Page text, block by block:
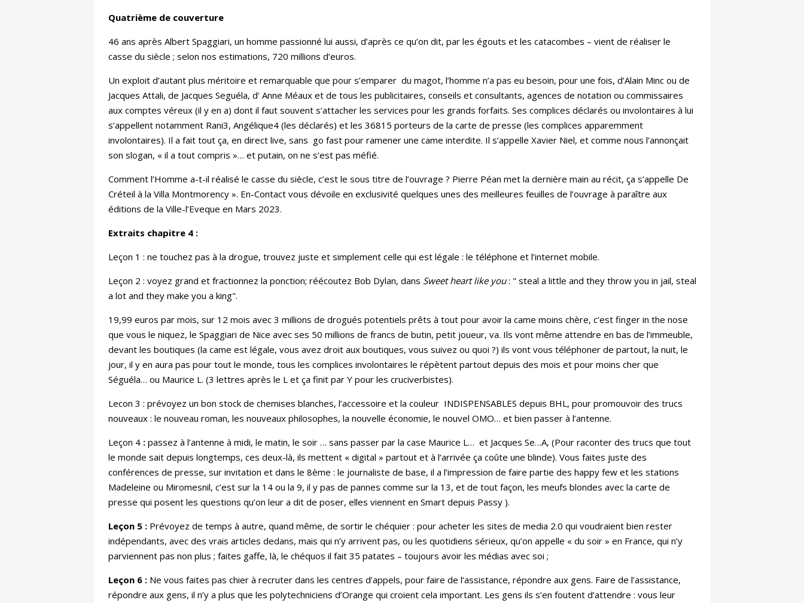
Quatrième de couverture
46 ans après Albert Spaggiari, un homme passionné lui aussi, d’après ce qu’on dit, par les égouts et les catacombes – vient de réaliser le
casse du siècle ; selon nos estimations, 720 millions d’euros.
Un exploit d’autant plus méritoire et remarquable que pour s’emparer du magot, l’homme n’a pas eu besoin, pour une fois, d’Alain Minc ou de
Jacques Attali, de Jacques Seguéla, d' Anne Méaux et de tous les publicitaires, conseils et consultants, agences de notation ou commissaires
aux comptes véreux (il y en a) dont il faut souvent s’attacher les services pour les grands forfaits. Ses complices déclarés ou involontaires à lui
s’appellent notamment Rani3, Angélique4 (les déclarés) et les 36815 porteurs de la carte de presse (les complices apparemment
involontaires). Il a fait tout ça, en direct live, sans go fast pour ramener une came interdite. Il s’appelle Xavier Niel, et comme nous l’annonçait
son slogan, « il a tout compris »… et putain, on ne s’est pas méfié.
Comment l’Homme a-t-il réalisé le casse du siècle, c’est le sous titre de l’ouvrage ? Pierre Péan met la dernière main au récit, ça s’appelle De
Créteil à la Villa Montmorency ». En-Contact vous dévoile en exclusivité quelques unes des meilleures feuilles de l’ouvrage à paraître aux
éditions de la Ville-l’Eveque en Mars 2023.
Extraits chapitre 4 :
Leçon 1 : ne touchez pas à la drogue, trouvez juste et simplement celle qui est légale : le téléphone et l’internet mobile.
Leçon 2 : voyez grand et fractionnez la ponction; réécoutez Bob Dylan, dans Sweet heart like you: " steal a little and they throw you in jail, steal
a lot and they make you a king".
19,99 euros par mois, sur 12 mois avec 3 millions de drogués potentiels prêts à tout pour avoir la came moins chère, c’est finger in the nose
que vous le niquez, le Spaggiari de Nice avec ses 50 millions de francs de butin, petit joueur, va. Ils vont même attendre en bas de l’immeuble,
devant les boutiques (la came est légale, vous avez droit aux boutiques, vous suivez ou quoi ?) ils vont vous téléphoner de partout, la nuit, le
jour, il y en aura pas pour tout le monde, tous les complices involontaires le répètent partout depuis des mois et pour moins cher que
Séguéla… ou Maurice L. (3 lettres après le L et ça finit par Y pour les cruciverbistes).
Lecon 3 : prévoyez un bon stock de chemises blanches, l’accessoire et la couleur INDISPENSABLES depuis BHL, pour promouvoir des trucs
nouveaux : le nouveau roman, les nouveaux philosophes, la nouvelle économie, le nouvel OMO… et bien passer à l’antenne.
Leçon 4 : passez à l’antenne à midi, le matin, le soir … sans passer par la case Maurice L… et Jacques Se…A, (Pour raconter des trucs que tout
le monde sait depuis longtemps, ces deux-là, ils mettent « digital » partout et à l’arrivée ça coûte une blinde). Vous faites juste des
conférences de presse, sur invitation et dans le 8ème : le journaliste de base, il a l’impression de faire partie des happy few et les stations
Madeleine ou Miromesnil, c’est sur la 14 ou la 9, il y pas de pannes comme sur la 13, et de tout façon, les meufs blondes avec la carte de
presse qui posent les questions qu’on leur a dit de poser, elles viennent en Smart depuis Passy ).
Leçon 5 : Prévoyez de temps à autre, quand même, de sortir le chéquier : pour acheter les sites de media 2.0 qui voudraient bien rester
indépendants, avec des vrais articles dedans, mais qui n’y arrivent pas, ou les quotidiens sérieux, qu’on appelle « du soir » en France, qui n’y
parviennent pas non plus ; faites gaffe, là, le chéquos il fait 35 patates – toujours avoir les médias avec soi ;
Leçon 6 : Ne vous faites pas chier à recruter dans les centres d’appels, pour faire de l’assistance, répondre aux gens. Faire de l’assistance,
répondre aux gens, il n’y a plus que les polytechniciens d’Orange qui croient cela important. Les gens ils s’en foutent d’attendre : vous leur